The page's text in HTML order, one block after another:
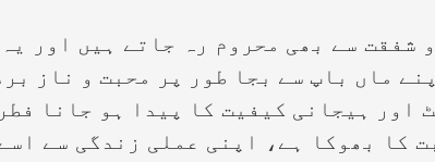
سے بھی محروم رہ جاتے ہیں اور یہ
ماں باپ سے بجا طور پر محبت و ناز
اور ہیجانی کیفیت کا پیدا ہو جانا
کا بھوکا ہے، اپنی عملی زندگی سے